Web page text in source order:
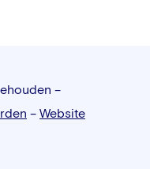
–
– Website